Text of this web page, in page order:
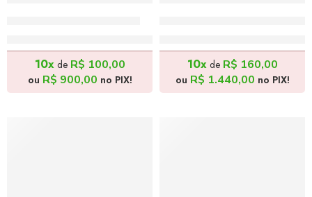
10xde R$ 100,00
ou R$ 900,00 no PIX!
10xde R$ 160,00
ou R$ 1.440,00 no PIX!